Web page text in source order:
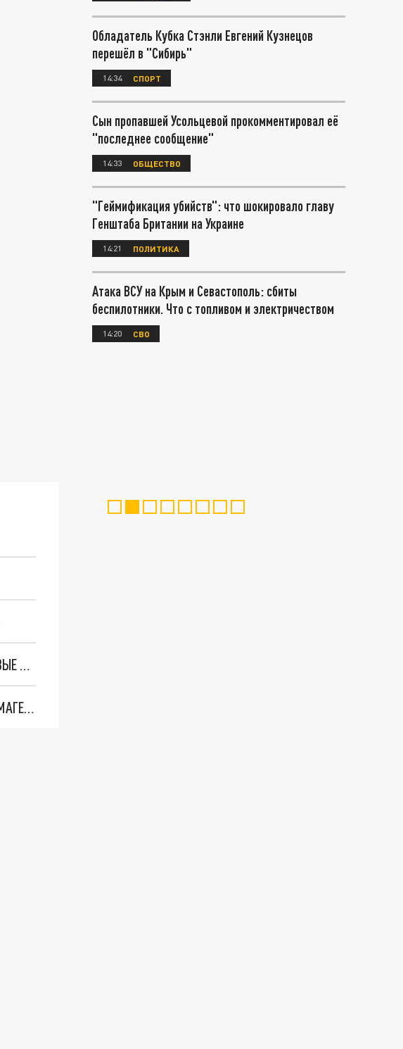
"ОЧЕНЬ ПЛОХИЕ НОВОСТИ": БОЛЬШАЯ ОШИБКА PALANTIR В РОССИИ. СТРАНЫ НАТО ВПЕРВЫЕ ЗА СВО ОСТАНОВИЛИ ПОСТАВКИ ОРУЖИЯ. ВСУ ТЕРЯЮТ ПРИГРАНИЧЬЕ?
ТРИ ГЛАВНЫХ ИНСАЙДА ОБ СВО. ОТМЕНА МОБИЛИЗАЦИИ И ВОЗВРАЩЕНИЕ "ГЕНЕРАЛА АРМАГЕДДОНА"? ОТЛИЧНЫЕ НОВОСТИ, КОТОРЫЕ ЖДАЛИ ВСЕ
Обладатель Кубка Стэнли Евгений Кузнецов
перешёл в "Сибирь"
14:34 СПОРТ
Сын пропавшей Усольцевой прокомментировал её
"последнее сообщение"
14:33 ОБЩЕСТВО
"Геймификация убийств": что шокировало главу
Генштаба Британии на Украине
14:21 ПОЛИТИКА
Атака ВСУ на Крым и Севастополь: сбиты
беспилотники. Что с топливом и электричеством
14:20 СВО